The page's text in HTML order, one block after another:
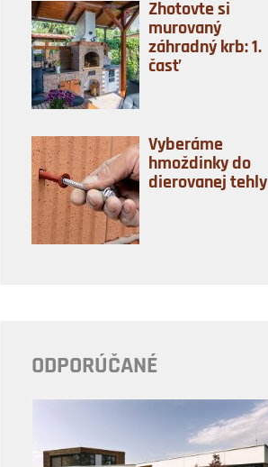
Zhotovte si
murovaný
záhradný krb: 1.
časť
Vyberáme
hmoždinky do
dierovanej tehly
ODPORÚČANÉ